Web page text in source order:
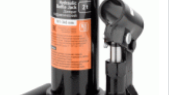
Hidraulisks domkrats